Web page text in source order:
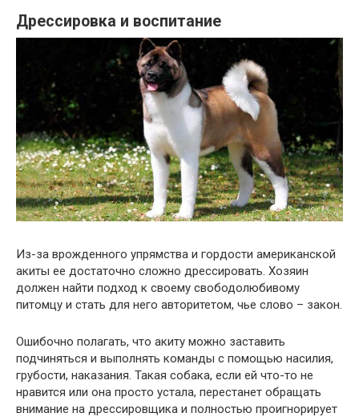
Дрессировка и воспитание
Из-за врожденного упрямства и гордости американской
акиты ее достаточно сложно дрессировать. Хозяин
должен найти подход к своему свободолюбивому
питомцу и стать для него авторитетом, чье слово – закон.
Ошибочно полагать, что акиту можно заставить
подчиняться и выполнять команды с помощью насилия,
грубости, наказания. Такая собака, если ей что-то не
нравится или она просто устала, перестанет обращать
внимание на дрессировщика и полностью проигнорирует